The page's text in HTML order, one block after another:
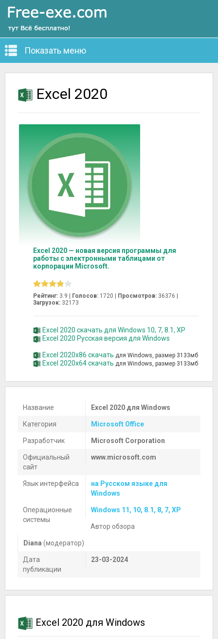
Показать меню
Excel 2020
Excel 2020 — новая версия программы для
работы с электронными таблицами от
корпорации Microsoft.
Рейтинг: 3.9 | Голосов: 1720 Просмотров: 36376 |
Загрузок: 32173
Excel 2020 скачать для Windows 10, 7, 8.1, XP
Excel 2020 Русская версия для Windows
Excel 2020x86 скачать для Windows, размер 3133мб
Excel 2020x64 скачать для Windows, размер 3133мб
Название Excel 2020 для Windows
Категория Microsoft Office
Разработчик Microsoft Corporation
Официальный
сайт
www.microsoft.com
Язык интерфейса
на Русском языке для
Windows
Операционные
системы
Windows 11, 10, 8.1, 8, 7, XP
Автор обзора
Diana (модератор)
Дата
публикации
23-03-2024
Excel 2020 для Windows